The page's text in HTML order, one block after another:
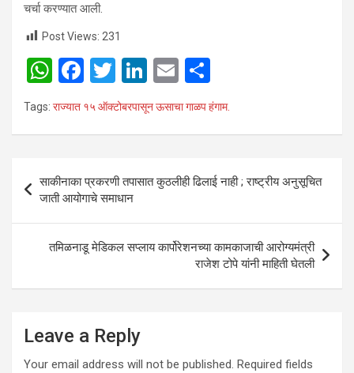
चर्चा करण्यात आली.
Post Views: 231
W
h
at
A
p
p
F
a
ce
o
o
k
T
wi
tt
Li
n
ke
n
E
m
ail
h
ar
Tags: राज्यात १५ ऑक्टोबरपासून ऊसाचा गाळप हंगाम.
navigation
साकीनाका प्रकरणी तपासात कुठलीही ढिलाई नाही ; राष्ट्रीय अनुसूचित
जाती आयोगाचे समाधान
तमिळनाडू मेडिकल सप्लाय कार्पोरेशनच्या कामकाजाची आरोग्यमंत्री
राजेश टोपे यांनी माहिती घेतली
Leave a Reply
Your email address will not be published. Required fields